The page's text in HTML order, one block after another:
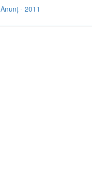
Anunț - 2011